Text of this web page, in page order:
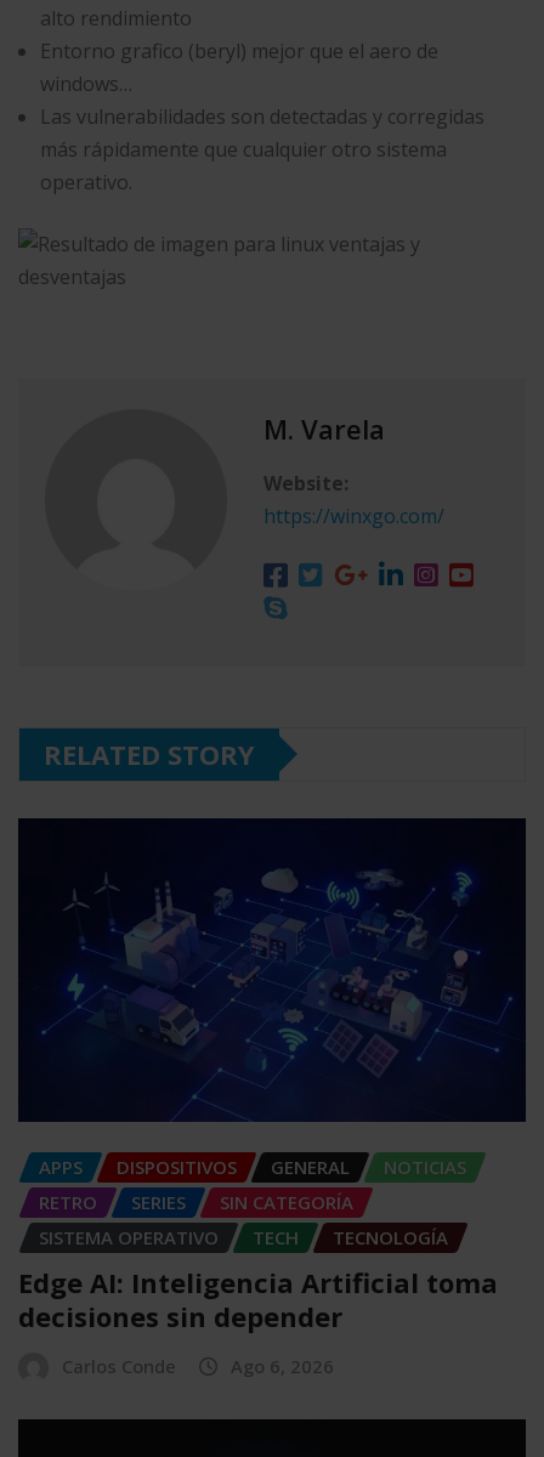
alto rendimiento
Entorno grafico (beryl) mejor que el aero de
windows…
Las vulnerabilidades son detectadas y corregidas
más rápidamente que cualquier otro sistema
operativo.
M. Varela
Website:
https://winxgo.com/
RELATED STORY
APPS DISPOSITIVOS GENERAL
NOTICIAS
RETRO
SERIES
SIN CATEGORÍA
SISTEMA OPERATIVO
TECH TECNOLOGÍA
Edge AI: Inteligencia Artificial toma
decisiones sin depender
Carlos Conde Ago 6, 2026